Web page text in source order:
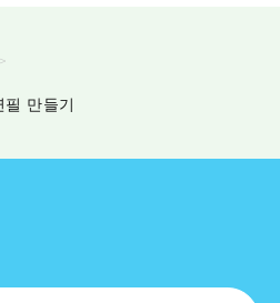
만들기